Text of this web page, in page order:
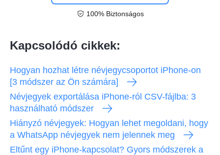
100% Biztonságos
Kapcsolódó cikkek:
Hogyan hozhat létre névjegycsoportot iPhone-on
[3 módszer az Ön számára]
Névjegyek exportálása iPhone-ról CSV-fájlba: 3
használható módszer
Hiányzó névjegyek: Hogyan lehet megoldani, hogy
a WhatsApp névjegyek nem jelennek meg
Eltűnt egy iPhone-kapcsolat? Gyors módszerek a